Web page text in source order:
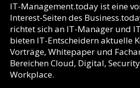
IT-Management.today ist eine
Interest-Seiten des
richtet sich an IT-Manager und
bieten IT-Entscheidern aktuelle
Vorträge, Whitepaper und
Bereichen Cloud, Digital,
Workplace.